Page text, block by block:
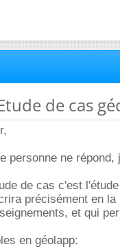
de cas
personne ne répond,
de cas c'est
précisément en
et qui
en géolapp: